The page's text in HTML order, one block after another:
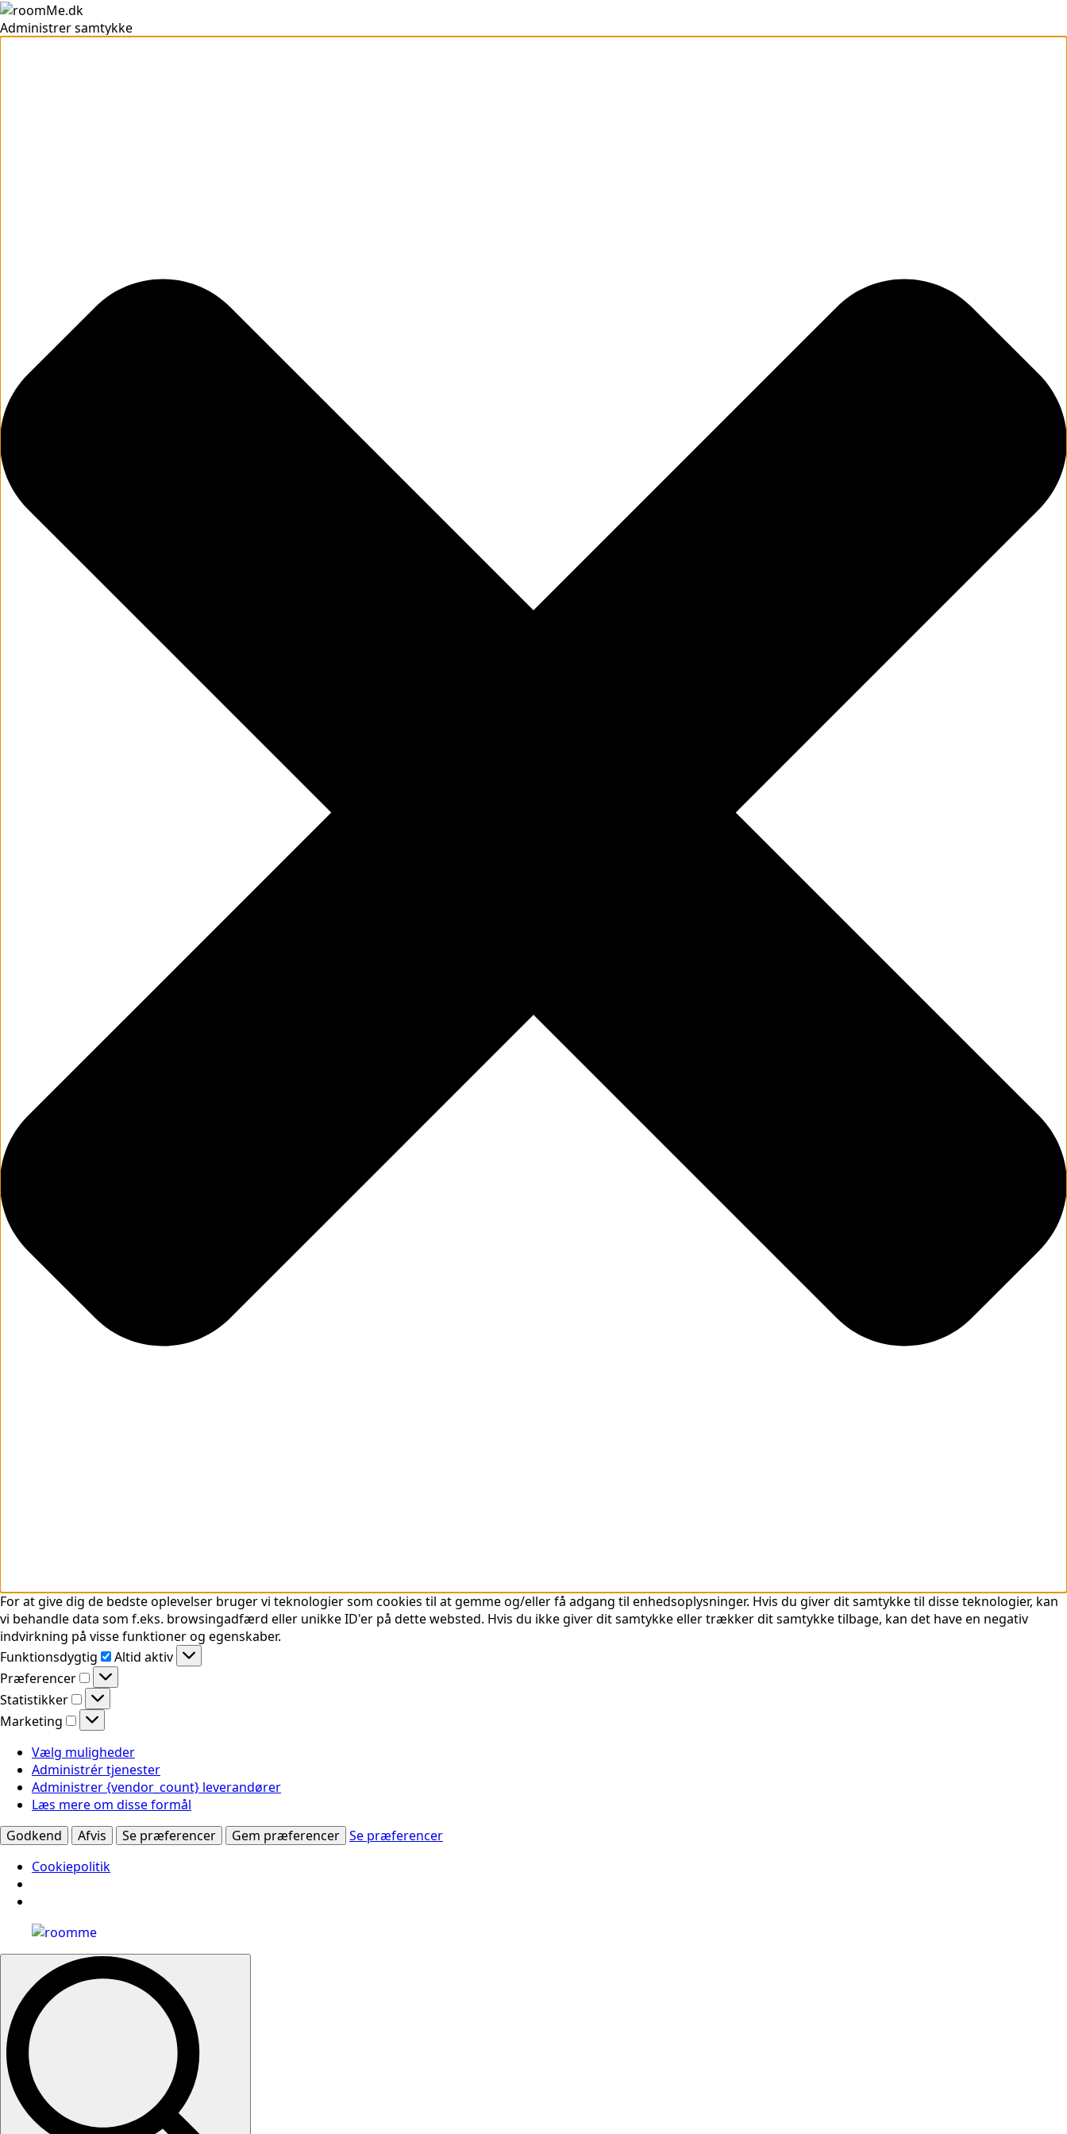
Administrer samtykke
For at give dig de bedste oplevelser bruger vi teknologier som cookies til at gemme og/eller få adgang til enhedsoplysninger. Hvis du giver dit samtykke til disse teknologier, kan
vi behandle data som f.eks. browsingadfærd eller unikke ID'er på dette websted. Hvis du ikke giver dit samtykke eller trækker dit samtykke tilbage, kan det have en negativ
indvirkning på visse funktioner og egenskaber.
Funktionsdygtig
Funktionsdygtig
Altid aktiv
Præferencer
Præferencer
Statistikker
Statistikker
Marketing
Marketing
Vælg muligheder
Administrér tjenester
Administrer {vendor_count} leverandører
Læs mere om disse formål
Godkend
Afvis Se præferencer Gem præferencer Se præferencer
Cookiepolitik